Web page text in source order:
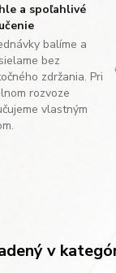
a spoľahlivé
balíme a
bez
zdržania. Pri
rozvoze
vlastným
v